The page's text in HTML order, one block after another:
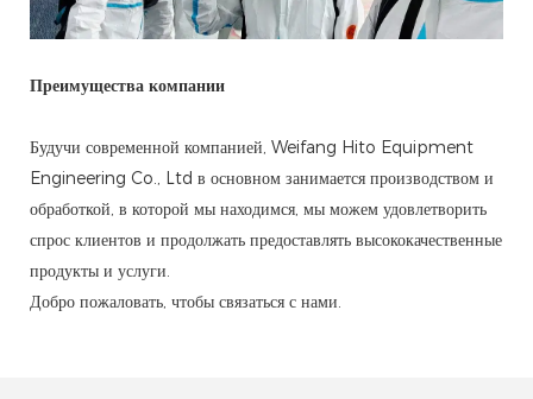
Преимущества компании
Будучи современной компанией, Weifang Hito Equipment
Engineering Co., Ltd в основном занимается производством и
обработкой, в которой мы находимся, мы можем удовлетворить
спрос клиентов и продолжать предоставлять высококачественные
продукты и услуги.
Добро пожаловать, чтобы связаться с нами.